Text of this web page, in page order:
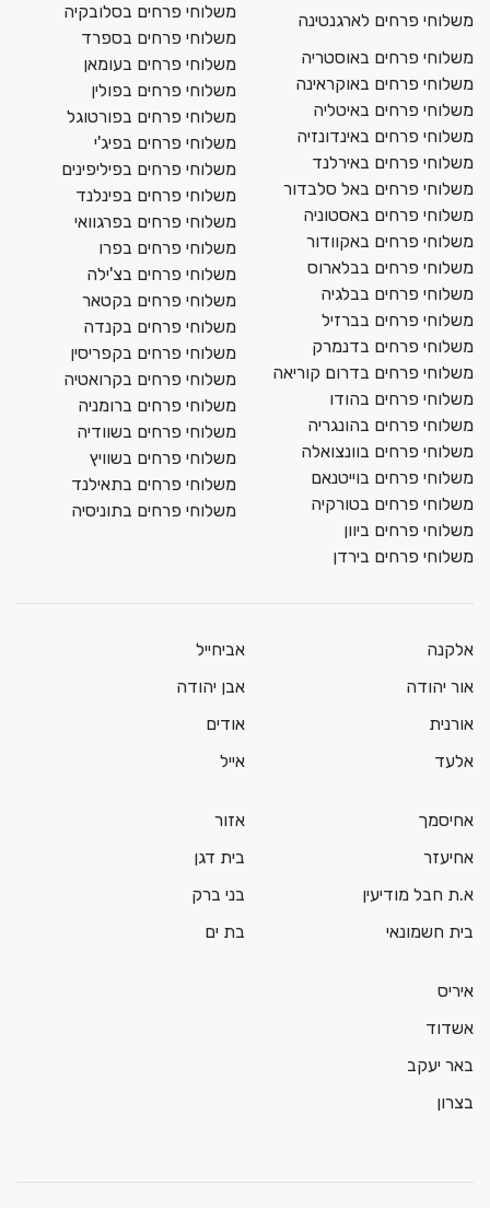
משלוחי פרחים לארגנטינה
משלוחי פרחים באוסטריה
משלוחי פרחים באוקראינה
משלוחי פרחים באיטליה
משלוחי פרחים באינדונזיה
משלוחי פרחים באירלנד
משלוחי פרחים באל סלבדור
משלוחי פרחים באסטוניה
משלוחי פרחים באקוודור
משלוחי פרחים בבלארוס
משלוחי פרחים בבלגיה
משלוחי פרחים בברזיל
משלוחי פרחים בדנמרק
משלוחי פרחים בדרום קוריאה
משלוחי פרחים בהודו
משלוחי פרחים בהונגריה
משלוחי פרחים בוונצואלה
משלוחי פרחים בוייטנאם
משלוחי פרחים בטורקיה
משלוחי פרחים ביוון
משלוחי פרחים בירדן
משלוחי פרחים בסלובקיה
משלוחי פרחים בספרד
משלוחי פרחים בעומאן
משלוחי פרחים בפולין
משלוחי פרחים בפורטוגל
משלוחי פרחים בפיג'י
משלוחי פרחים בפיליפינים
משלוחי פרחים בפינלנד
משלוחי פרחים בפרגוואי
משלוחי פרחים בפרו
משלוחי פרחים בצ'ילה
משלוחי פרחים בקטאר
משלוחי פרחים בקנדה
משלוחי פרחים בקפריסין
משלוחי פרחים בקרואטיה
משלוחי פרחים ברומניה
משלוחי פרחים בשוודיה
משלוחי פרחים בשוויץ
משלוחי פרחים בתאילנד
משלוחי פרחים בתוניסיה
אלקנה
אור יהודה
אורנית
אלעד
אביחייל
אבן יהודה
אודים
אייל
אחיסמך
אחיעזר
א.ת חבל מודיעין
בית חשמונאי
אזור
בית דגן
בני ברק
בת ים
איריס
אשדוד
באר יעקב
בצרון